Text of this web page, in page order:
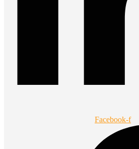
Facebook-f